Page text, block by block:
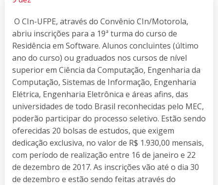
O CIn-UFPE, através do Convênio CIn/Motorola,
abriu inscrições para a 19ª turma do curso de
Residência em Software. Alunos concluintes (último
ano do curso) ou graduados nos cursos de nível
superior em Ciência da Computação, Engenharia da
Computação, Sistemas de Informação, Engenharia
Elétrica, Engenharia Eletrônica e áreas afins, das
universidades de todo Brasil reconhecidas pelo MEC,
poderão participar do processo seletivo. Estão sendo
oferecidas 20 bolsas de estudos, que exigem
dedicação exclusiva, no valor de R$ 1.930,00 mensais,
com período de realização entre 16 de janeiro e 22
de dezembro de 2017. As inscrições vão até o dia 30
de dezembro e estão sendo feitas através do